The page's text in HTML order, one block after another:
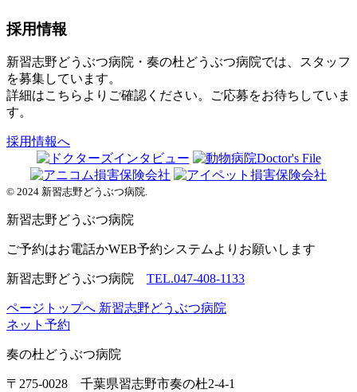
採用情報
新習志野どうぶつ病院・奏の杜どうぶつ病院では、スタッフ
を募集しています。
詳細はこちらよりご確認ください。ご応募をお待ちしていま
す。
採用情報へ
© 2024 新習志野どうぶつ病院.
新習志野どうぶつ病院
ご予約はお電話かWEB予約システムよりお願いします
新習志野どうぶつ病院 TEL.047-408-1133
ページトップへ 新習志野どうぶつ病院
ネット予約
奏の杜どうぶつ病院
〒275-0028 千葉県習志野市奏の杜2-4-1